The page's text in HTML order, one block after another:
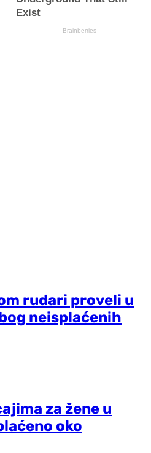
rudari proveli u
neisplaćenih
za žene u
oko